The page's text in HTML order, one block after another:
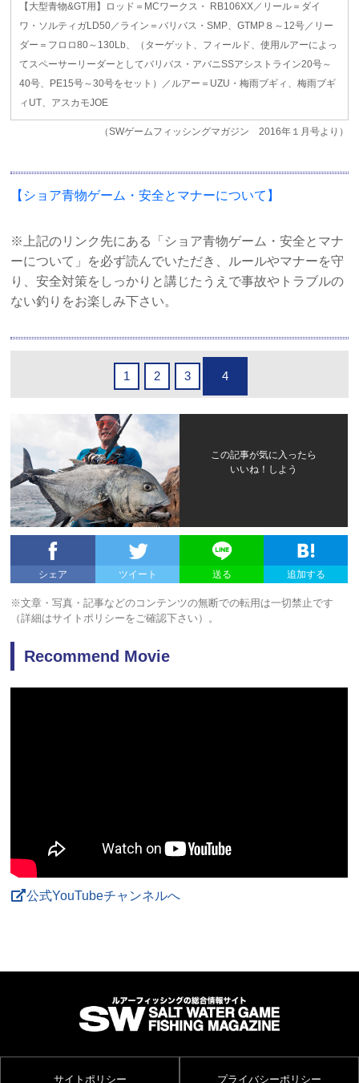
【大型青物&GT用】ロッド＝MCワークス・ RB106XX／リール＝ダイ
ワ・ソルティガLD50／ライン＝バリバス・SMP、GTMP８～12号／リー
ダー＝フロロ80～130Lb、（ターゲット、フィールド、使用ルアーによっ
てスペーサーリーダーとしてバリバス・アバニSSアシストライン20号～
40号、PE15号～30号をセット）／ルアー＝UZU・梅雨ブギィ、梅雨ブギ
ィUT、アスカモJOE
（SWゲームフィッシングマガジン 2016年１月号より）
【ショア青物ゲーム・安全とマナーについて】
※上記のリンク先にある「ショア青物ゲーム・安全とマナ
ーについて」を必ず読んでいただき、ルールやマナーを守
り、安全対策をしっかりと講じたうえで事故やトラブルの
ない釣りをお楽しみ下さい。
1 2 3 4
この記事が気に入ったら
いいね！しよう
シェア ツイート 送る 追加する
※文章・写真・記事などのコンテンツの無断での転用は一切禁止です
（詳細はサイトポリシーをご確認下さい）。
Recommend Movie
公式YouTubeチャンネルへ
サイトポリシー プライバシーポリシー